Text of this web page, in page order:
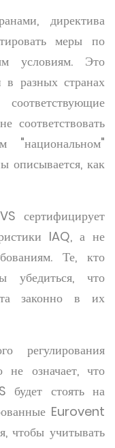
директива
меры по
условиям. Это
в разных странах
соответствовать
описывается, как
сертифицирует
IAQ, а не
Те, кто
убедиться, что
законно в их
регулирования
не означает, что
будет стоять на
Eurovent
чтобы учитывать